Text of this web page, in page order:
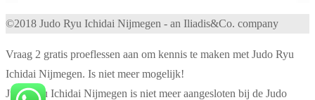
©2018 Judo Ryu Ichidai Nijmegen - an Iliadis&Co. company
Vraag 2 gratis proeflessen aan om kennis te maken met Judo Ryu
Ichidai Nijmegen. Is niet meer mogelijk!
Judo Ryu Ichidai Nijmegen is niet meer aangesloten bij de Judo